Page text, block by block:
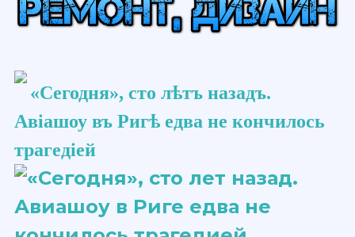
«Сегодня», сто ​лѣтъ​ назадъ.
Авіашоу​ въ Ригѣ едва не кончилось
трагедіей